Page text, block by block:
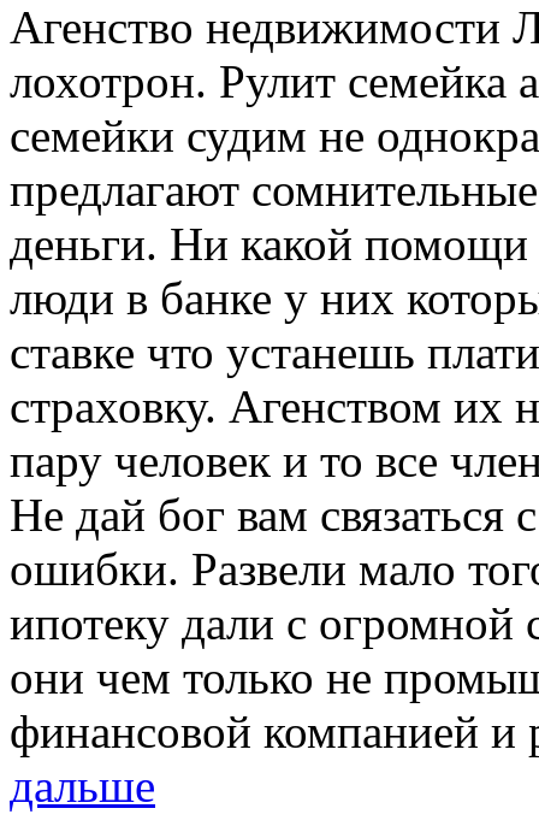
Агенство недвижимости
лохотрон. Рулит семейка
семейки судим не
предлагают
деньги. Ни какой помощи
люди в банке у них
ставке что устанешь
страховку. Агенством их
пару человек и то все
Не дай бог вам
ошибки. Развели мало
ипотеку дали с огромной
они чем только не
финансовой компанией и
дальше